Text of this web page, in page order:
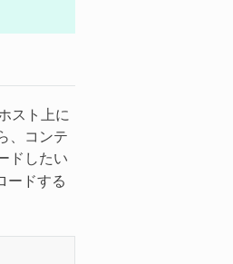
スト上に
、コンテ
ドしたい
ードする